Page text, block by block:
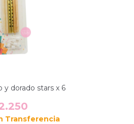
y dorado stars x 6